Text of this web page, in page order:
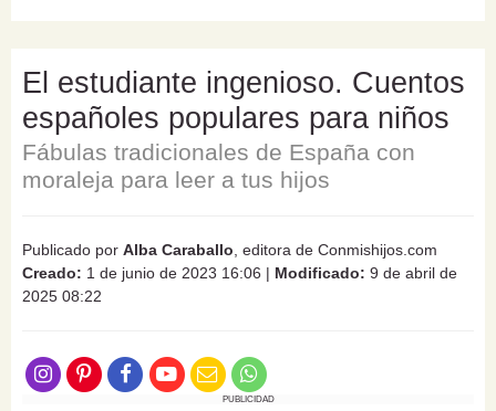
El estudiante ingenioso. Cuentos
españoles populares para niños
Fábulas tradicionales de España con
moraleja para leer a tus hijos
Publicado por Alba Caraballo , editora de Conmishijos.com
Creado: 1 de junio de 2023 16:06 | Modificado: 9 de abril de
2025 08:22
PUBLICIDAD